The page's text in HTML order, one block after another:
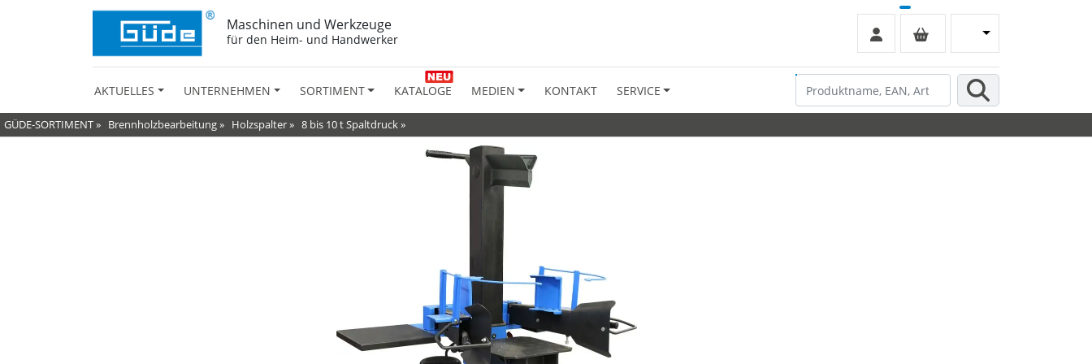
Maschinen und Werkzeuge
für den Heim- und Handwerker
AKTUELLES UNTERNEHMEN SORTIMENT KATALOGE MEDIEN KONTAKT SERVICE
GÜDE-SORTIMENT» Brennholzbearbeitung» Holzspalter» 8 bis 10 t Spaltdruck»